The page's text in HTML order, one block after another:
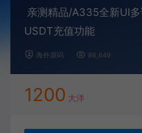
亲测精品/A335全新UI
USDT充值功能
海外源码 86,649
1200 大洋